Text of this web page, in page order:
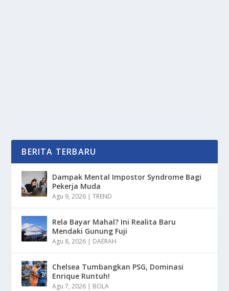
BERITA TERBARU
Dampak Mental Impostor Syndrome Bagi
Pekerja Muda
Agu 9, 2026 |TREND
Rela Bayar Mahal? Ini Realita Baru
Mendaki Gunung Fuji
Agu 8, 2026 | DAERAH
Chelsea Tumbangkan PSG, Dominasi
Enrique Runtuh!
Agu 7, 2026 | BOLA